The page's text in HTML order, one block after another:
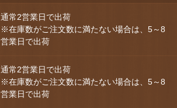
通常2営業日で出荷
※在庫数がご注文数に満たない場合は、5～8
営業日で出荷
通常2営業日で出荷
※在庫数がご注文数に満たない場合は、5～8
営業日で出荷